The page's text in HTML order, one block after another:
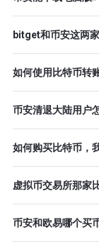
bitget和币安这两
如何使用比特币转
币安清退大陆用户
如何购买比特币，
虚拟币交易所那家
币安和欧易哪个买